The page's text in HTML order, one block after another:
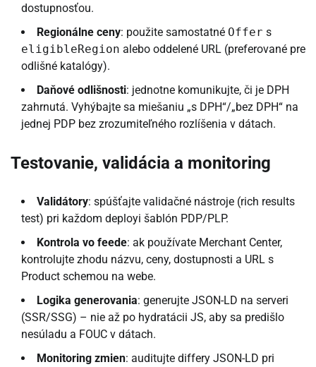
dostupnosťou.
Regionálne ceny: použite samostatné Offer s
eligibleRegion alebo oddelené URL (preferované pre
odlišné katalógy).
Daňové odlišnosti: jednotne komunikujte, či je DPH
zahrnutá. Vyhýbajte sa miešaniu „s DPH“/„bez DPH“ na
jednej PDP bez zrozumiteľného rozlíšenia v dátach.
Testovanie, validácia a monitoring
Validátory: spúšťajte validačné nástroje (rich results
test) pri každom deployi šablón PDP/PLP.
Kontrola vo feede: ak používate Merchant Center,
kontrolujte zhodu názvu, ceny, dostupnosti a URL s
Product schemou na webe.
Logika generovania: generujte JSON-LD na serveri
(SSR/SSG) – nie až po hydratácii JS, aby sa predišlo
nesúladu a FOUC v dátach.
Monitoring zmien: auditujte differy JSON-LD pri